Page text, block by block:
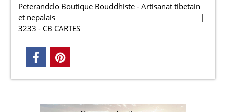
Peterandclo Boutique Bouddhiste - Artisanat tibetain
et nepalais
3233 - CB CARTES